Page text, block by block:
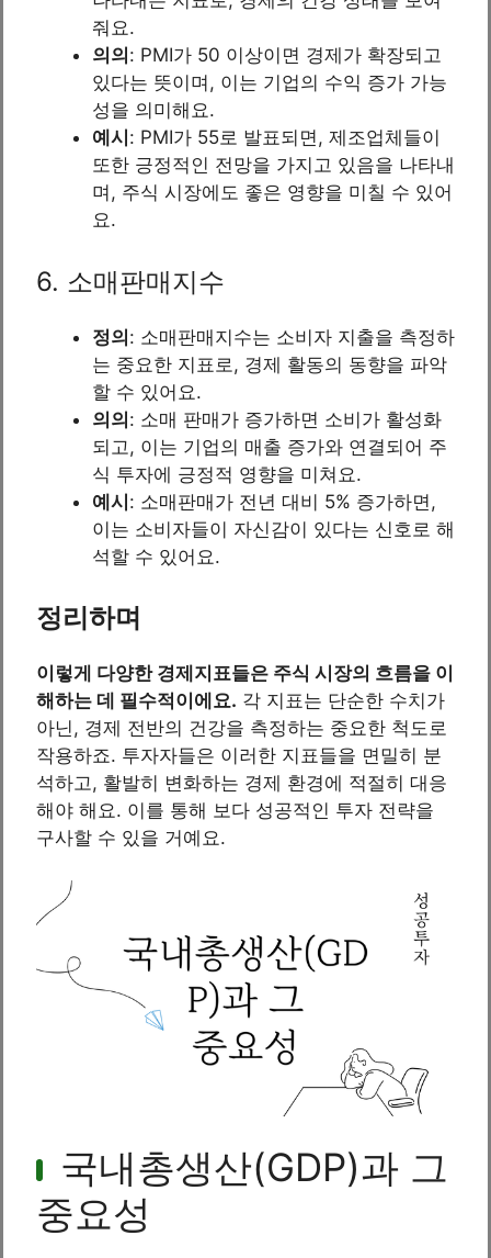
줘요.
의의 : PMI가 50 이상이면 경제가 확장되고
있다는 뜻이며, 이는 기업의 수익 증가 가능
성을 의미해요.
예시 : PMI가 55로 발표되면, 제조업체들이
또한 긍정적인 전망을 가지고 있음을 나타내
며, 주식 시장에도 좋은 영향을 미칠 수 있어
요.
6. 소매판매지수
정의: 소매판매지수는 소비자 지출을 측정하
는 중요한 지표로, 경제 활동의 동향을 파악
할 수 있어요.
의의: 소매 판매가 증가하면 소비가 활성화
되고, 이는 기업의 매출 증가와 연결되어 주
식 투자에 긍정적 영향을 미쳐요.
예시: 소매판매가 전년 대비 5% 증가하면,
이는 소비자들이 자신감이 있다는 신호로 해
석할 수 있어요.
정리하며
이렇게 다양한 경제지표들은 주식 시장의 흐름을 이
해하는 데 필수적이에요. 각 지표는 단순한 수치가
아닌, 경제 전반의 건강을 측정하는 중요한 척도로
작용하죠. 투자자들은 이러한 지표들을 면밀히 분
석하고, 활발히 변화하는 경제 환경에 적절히 대응
해야 해요. 이를 통해 보다 성공적인 투자 전략을
구사할 수 있을 거예요.
국내총생산(GDP)과 그
중요성